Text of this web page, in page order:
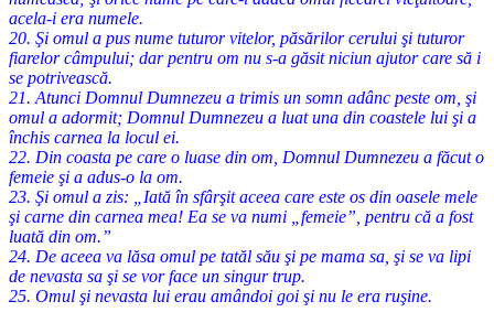
acela-i era numele.
20. Şi omul a pus nume tuturor vitelor, păsărilor cerului şi tuturor
fiarelor câmpului; dar pentru om nu s-a găsit niciun ajutor care să i
se potrivească.
21. Atunci Domnul Dumnezeu a trimis un somn adânc peste om, şi
omul a adormit; Domnul Dumnezeu a luat una din coastele lui şi a
închis carnea la locul ei.
22. Din coasta pe care o luase din om, Domnul Dumnezeu a făcut o
femeie şi a adus-o la om.
23. Şi omul a zis: „Iată în sfârşit aceea care este os din oasele mele
şi carne din carnea mea! Ea se va numi „femeie”, pentru că a fost
luată din om.”
24. De aceea va lăsa omul pe tatăl său şi pe mama sa, şi se va lipi
de nevasta sa şi se vor face un singur trup.
25. Omul şi nevasta lui erau amândoi goi şi nu le era ruşine.